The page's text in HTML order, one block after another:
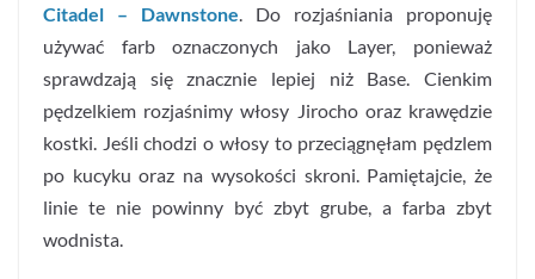
Citadel – Dawnstone . Do rozjaśniania proponuję
używać farb oznaczonych jako Layer, ponieważ
sprawdzają się znacznie lepiej niż Base. Cienkim
pędzelkiem rozjaśnimy włosy Jirocho oraz krawędzie
kostki. Jeśli chodzi o włosy to przeciągnęłam pędzlem
po kucyku oraz na wysokości skroni. Pamiętajcie, że
linie te nie powinny być zbyt grube, a farba zbyt
wodnista.